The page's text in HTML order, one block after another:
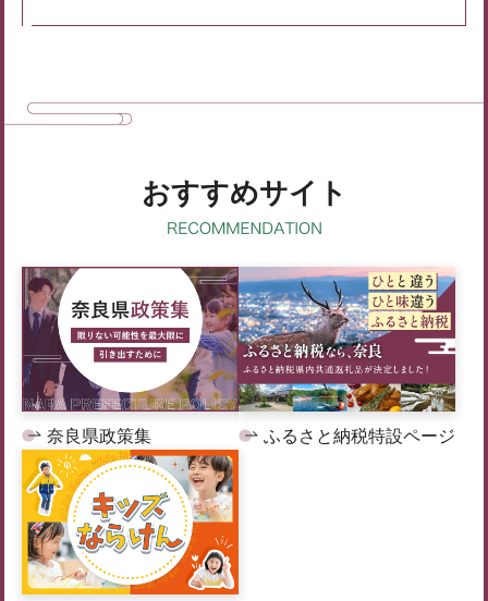
おすすめサイト
奈良県政策集 ふるさと納税特設ページ